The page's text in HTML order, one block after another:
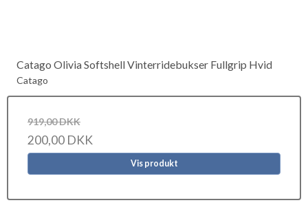
Catago Olivia Softshell Vinterridebukser Fullgrip Hvid
Catago
919,00 DKK
200,00 DKK
Vis produkt